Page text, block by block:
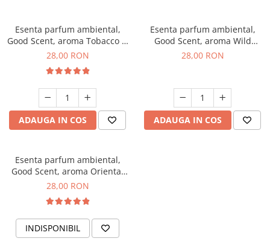
Esenta parfum ambiental,
Good Scent, aroma Tobacco &
Vanilla, 20 g
28,00 RON
ADAUGA IN COS
Esenta parfum ambiental,
Good Scent, aroma Wild
Sailor, 20 g
28,00 RON
ADAUGA IN COS
Esenta parfum ambiental,
Good Scent, aroma Oriental
Amber, 20 g
28,00 RON
INDISPONIBIL